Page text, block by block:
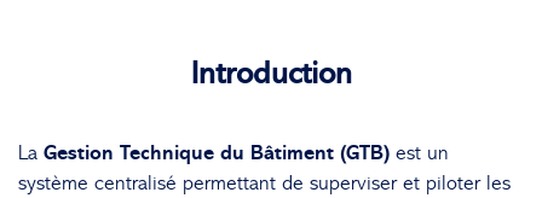
Introduction
La Gestion Technique du Bâtiment (GTB) est un
système centralisé permettant de superviser et piloter les